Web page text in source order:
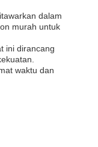
dalam
murah untuk
ini dirancang
waktu dan